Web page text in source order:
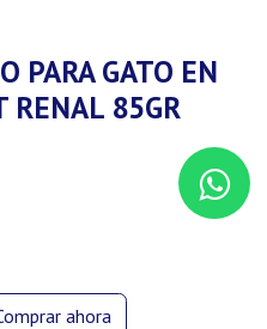
PARA GATO EN
RENAL 85GR
ahora